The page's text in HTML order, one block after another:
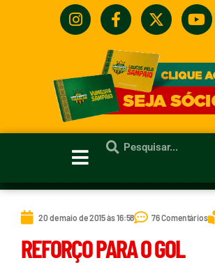
20 de maio de 2015 às 16:58 76 Comentários
REFORÇO PARA O GOL